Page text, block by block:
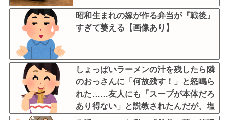
昭和生まれの嫁が作る弁当が『戦後』
すぎて萎える【画像あり】
しょっぱいラーメンの汁を残したら隣
のおっさんに「何故残す！」と怒鳴ら
れた……友人にも「スープが本体だろ
あり得ない」と説教されたんだが、塩